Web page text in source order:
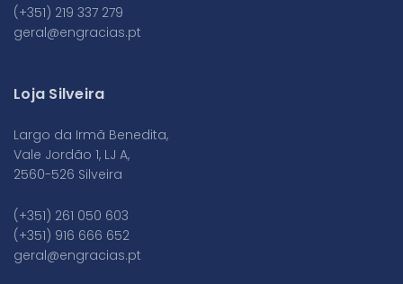
(+351) 219 337 279
geral@engracias.pt
Loja Silveira
Largo da Irmã Benedita,
Vale Jordão 1, LJ A,
2560-526 Silveira
(+351) 261 050 603
(+351) 916 666 652
geral@engracias.pt